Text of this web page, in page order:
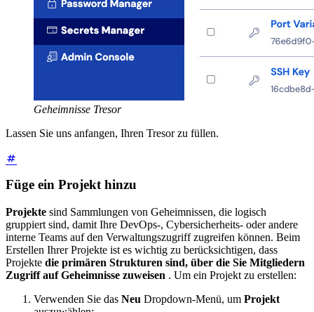
Geheimnisse Tresor
Lassen Sie uns anfangen, Ihren Tresor zu füllen.
Füge ein Projekt hinzu
Projekte sind Sammlungen von Geheimnissen, die logisch
gruppiert sind, damit Ihre DevOps-, Cybersicherheits- oder andere
interne Teams auf den Verwaltungszugriff zugreifen können. Beim
Erstellen Ihrer Projekte ist es wichtig zu berücksichtigen, dass
Projekte die primären Strukturen sind, über die Sie Mitgliedern
Zugriff auf Geheimnisse zuweisen . Um ein Projekt zu erstellen:
Verwenden Sie das Neu Dropdown-Menü, um Projekt